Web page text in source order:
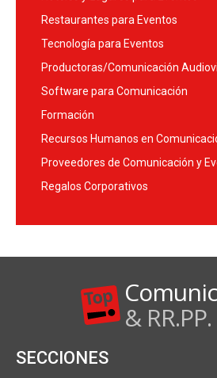
Restaurantes para Eventos
Tecnología para Eventos
Productoras/Comunicación
Software para Comunicación
Formación
Recursos Humanos en
Proveedores de Comunicación y
Regalos Corporativos
& RR.PP.
SECCIONES